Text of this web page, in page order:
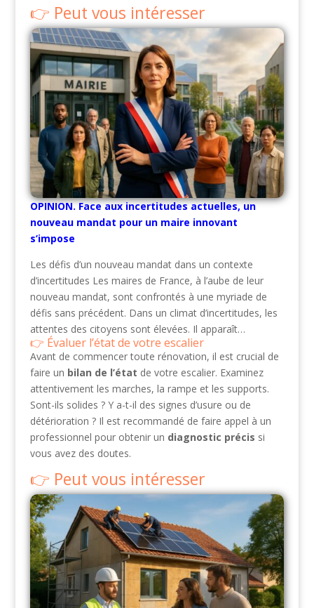
Peut vous intéresser
OPINION. Face aux incertitudes actuelles, un
nouveau mandat pour un maire innovant
s’impose
Les défis d’un nouveau mandat dans un contexte
d’incertitudes Les maires de France, à l’aube de leur
nouveau mandat, sont confrontés à une myriade de
défis sans précédent. Dans un climat d’incertitudes, les
attentes des citoyens sont élevées. Il apparaît…
Évaluer l’état de votre escalier
Avant de commencer toute rénovation, il est crucial de
faire un bilan de l’état de votre escalier. Examinez
attentivement les marches, la rampe et les supports.
Sont-ils solides ? Y a-t-il des signes d’usure ou de
détérioration ? Il est recommandé de faire appel à un
professionnel pour obtenir un diagnostic précis si
vous avez des doutes.
Peut vous intéresser